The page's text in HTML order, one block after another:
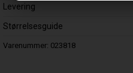
Levering
Størrelsesguide
Varenummer: 023818